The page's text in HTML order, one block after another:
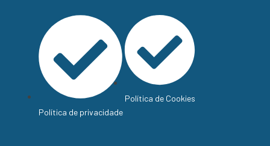
Política de privacidade
Política de Cookies